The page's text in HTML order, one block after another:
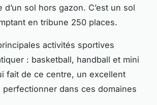
sol hors gazon. C’est un sol
en tribune 250 places.
activités sportives
: basketball, handball et mini
fait de ce centre, un excellent
dans ces domaines